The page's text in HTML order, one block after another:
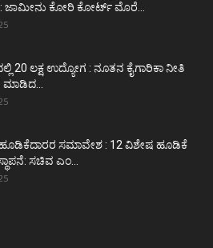
ಜಾಮೀನು ಕೋರಿ ಕೋರ್ಟ್‌ ಮೊರೆ...
20 ಲಕ್ಷ ಉದ್ಯೋಗ : ನೂತನ ಕೈಗಾರಿಕಾ ನೀತಿ
ಸಮಾವೇಶ : 12 ವಿಶೇಷ ಹೂಡಿಕೆ
ಸಚಿವ ಎಂ...